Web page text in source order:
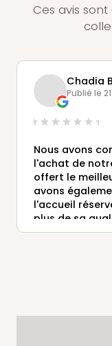
Ces avis
Chadia
Publié le
Nous avons
l'achat de
offert le
avons
l'accueil
plus de sa
touche